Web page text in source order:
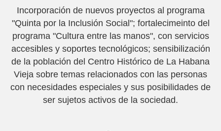
Incorporación de nuevos proyectos al programa
"Quinta por la Inclusión Social"; fortalecimeinto del
programa "Cultura entre las manos", con servicios
accesibles y soportes tecnológicos; sensibilización
de la población del Centro Histórico de La Habana
Vieja sobre temas relacionados con las personas
con necesidades especiales y sus posibilidades de
ser sujetos activos de la sociedad.